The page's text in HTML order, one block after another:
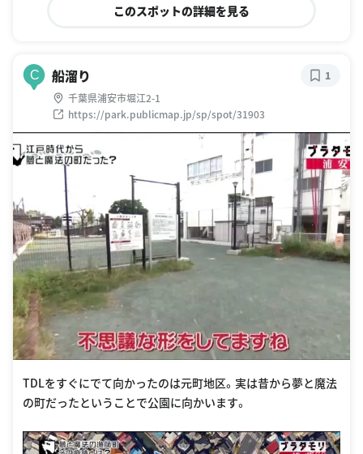
このスポットの詳細を見る
C 船溜り
千葉県浦安市堀江2-1
https://park.publicmap.jp/sp/spot/31903
1
TDLをすぐにでて向かったのは元町地区。実は昔から夢と魔法
の町だったということで公園に向かいます。